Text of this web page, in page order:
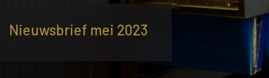
Nieuwsbrief mei 2023